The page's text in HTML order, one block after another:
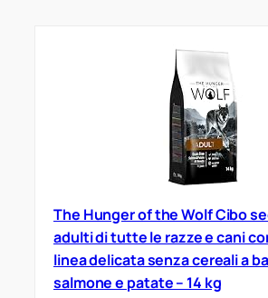
The Hunger of the Wolf Cibo
adulti di tutte le razze e cani
linea delicata senza cereali a
salmone e patate – 14 kg